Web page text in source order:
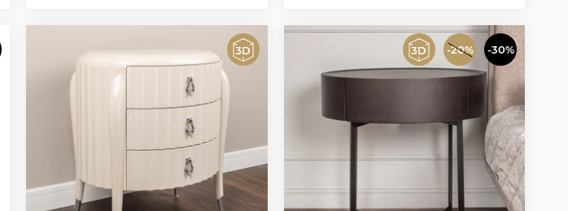
-20% -30%